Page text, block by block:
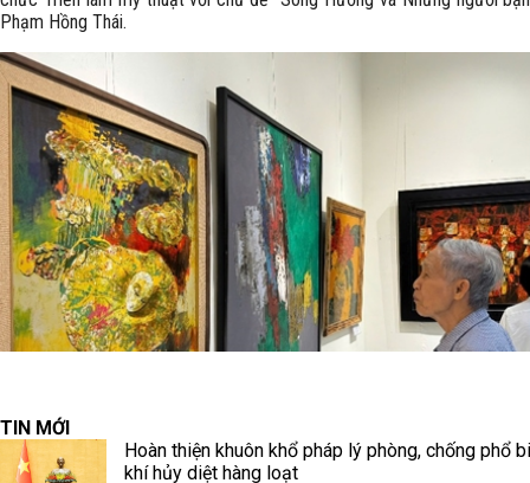
Phạm Hồng Thái.
TIN MỚI
Hoàn thiện khuôn khổ pháp lý phòng, chống phổ
khí hủy diệt hàng loạt